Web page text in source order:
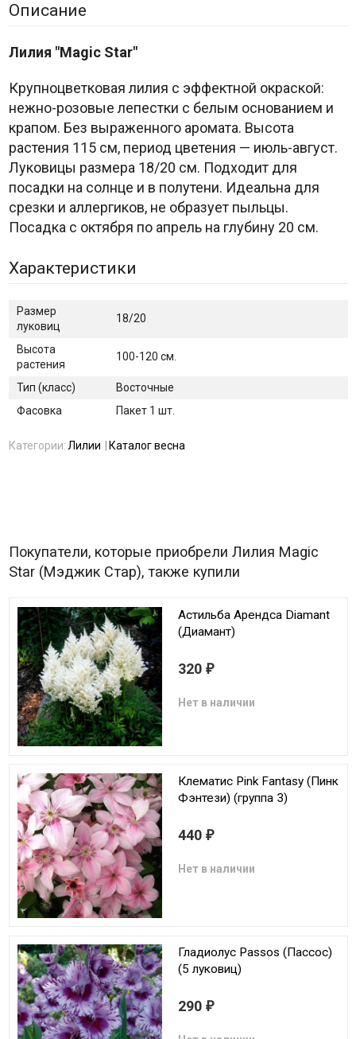
Описание
Лилия "Magic Star"
Крупноцветковая лилия с эффектной окраской:
нежно-розовые лепестки с белым основанием и
крапом. Без выраженного аромата. Высота
растения 115 см, период цветения — июль-август.
Луковицы размера 18/20 см. Подходит для
посадки на солнце и в полутени. Идеальна для
срезки и аллергиков, не образует пыльцы.
Посадка с октября по апрель на глубину 20 см.
Характеристики
Размер
луковиц
18/20
Высота
растения
100-120 см.
Тип (класс)
Восточные
Фасовка
Пакет 1 шт.
Категории:Лилии Каталог весна
Покупатели, которые приобрели Лилия Magic
Star (Мэджик Стар), также купили
Астильба Арендса Diamant
(Диамант)
320 ₽
Нет в наличии
Клематис Pink Fantasy (Пинк
Фэнтези) (группа 3)
440 ₽
Нет в наличии
Гладиолус Passos (Пассос)
(5 луковиц)
290 ₽